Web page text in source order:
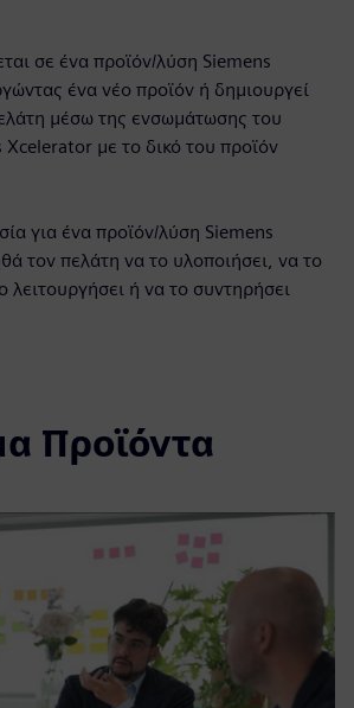
σε ένα προϊόν/λύση Siemens
ένα νέο προϊόν ή δημιουργεί
μέσω της ενσωμάτωσης του
Xcelerator με το δικό του προϊόν
για ένα προϊόν/λύση Siemens
τον πελάτη να το υλοποιήσει, να το
λειτουργήσει ή να το συντηρήσει
Προϊόντα